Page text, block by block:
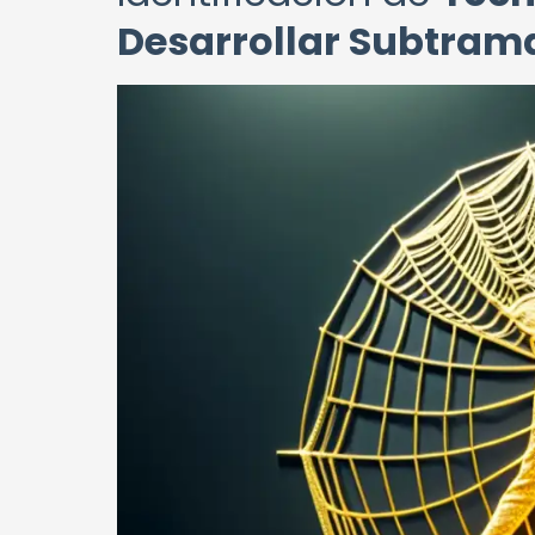
Desarrollar